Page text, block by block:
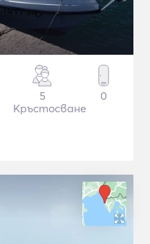
5
Кръстосване
0